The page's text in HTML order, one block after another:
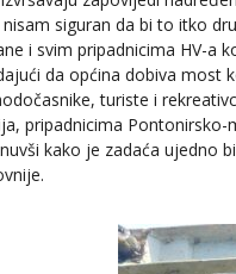
siguran da bi to itko
i svim pripadnicima HV-a
da općina dobiva most
turiste i
pripadnicima Pontonirsko-
kako je zadaća ujedno